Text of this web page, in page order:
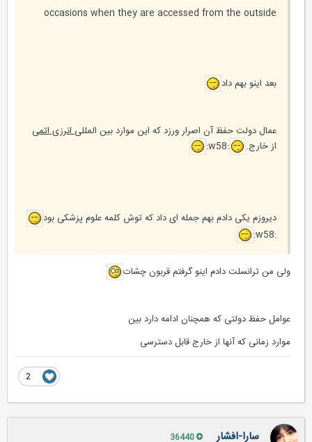
occasions when they are accessed from the outside
بعد اینو بهم داد
عمال دولت حفظ آن اصرار ورزد كه اين موارد بين المللیانرزی اتمی
از خارج.
:w58:
دیروزم یکی دادم بهم جمله ای داد که توش کلمه علوم پزشکی بود
ولی من ترانسلت دادم اینو گرفتم قربون چشات
عوامل حفظ دولتی که همچنان ادامه دارد بین
موارد زمانی که آنها از خارج قابل دسترسی
سارا-افشار